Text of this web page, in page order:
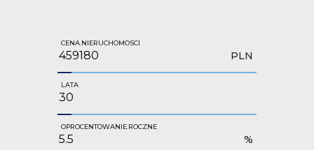
CENA.NIERUCHOMOSCI
PLN
LATA
OPROCENTOWANIE.ROCZNE
%